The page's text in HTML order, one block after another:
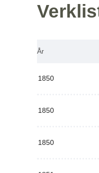
År
1850
1850
1850